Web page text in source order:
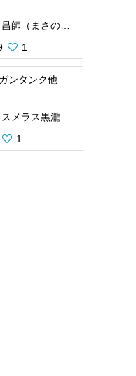
1
ンタンク他
スメラス黒瀧
1